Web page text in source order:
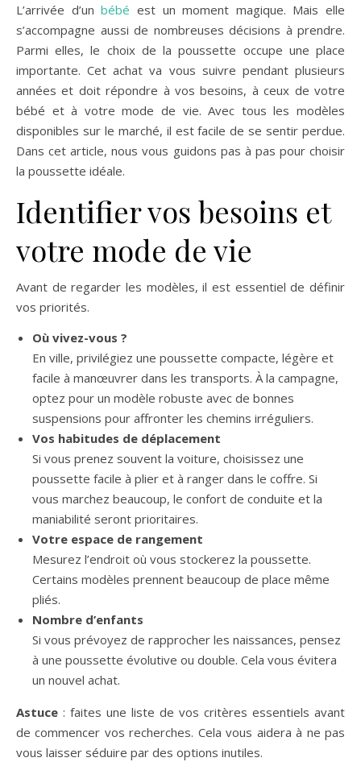
L’arrivée d’unbébé est un moment magique. Mais elle
s’accompagne aussi de nombreuses décisions à prendre.
Parmi elles, le choix de la poussette occupe une place
importante. Cet achat va vous suivre pendant plusieurs
années et doit répondre à vos besoins, à ceux de votre
bébé et à votre mode de vie. Avec tous les modèles
disponibles sur le marché, il est facile de se sentir perdue.
Dans cet article, nous vous guidons pas à pas pour choisir
la poussette idéale.
Identifier vos besoins et
votre mode de vie
Avant de regarder les modèles, il est essentiel de définir
vos priorités.
Où vivez-vous ?
En ville, privilégiez une poussette compacte, légère et
facile à manœuvrer dans les transports. À la campagne,
optez pour un modèle robuste avec de bonnes
suspensions pour affronter les chemins irréguliers.
Vos habitudes de déplacement
Si vous prenez souvent la voiture, choisissez une
poussette facile à plier et à ranger dans le coffre. Si
vous marchez beaucoup, le confort de conduite et la
maniabilité seront prioritaires.
Votre espace de rangement
Mesurez l’endroit où vous stockerez la poussette.
Certains modèles prennent beaucoup de place même
pliés.
Nombre d’enfants
Si vous prévoyez de rapprocher les naissances, pensez
à une poussette évolutive ou double. Cela vous évitera
un nouvel achat.
Astuce : faites une liste de vos critères essentiels avant
de commencer vos recherches. Cela vous aidera à ne pas
vous laisser séduire par des options inutiles.